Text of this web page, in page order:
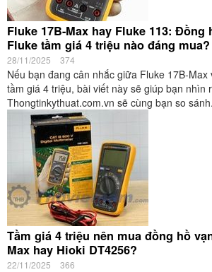
Fluke 17B-Max hay Fluke 113: Đồng
Fluke tầm giá 4 triệu nào đáng mua?
28/11/2025 374
Nếu bạn đang cân nhắc giữa Fluke 17B-Max
tầm giá 4 triệu, bài viết này sẽ giúp bạn nhìn
Thongtinkythuat.com.vn sẽ cùng bạn so
Tầm giá 4 triệu nên mua đồng hồ
Max hay Hioki DT4256?
22/11/2025 366